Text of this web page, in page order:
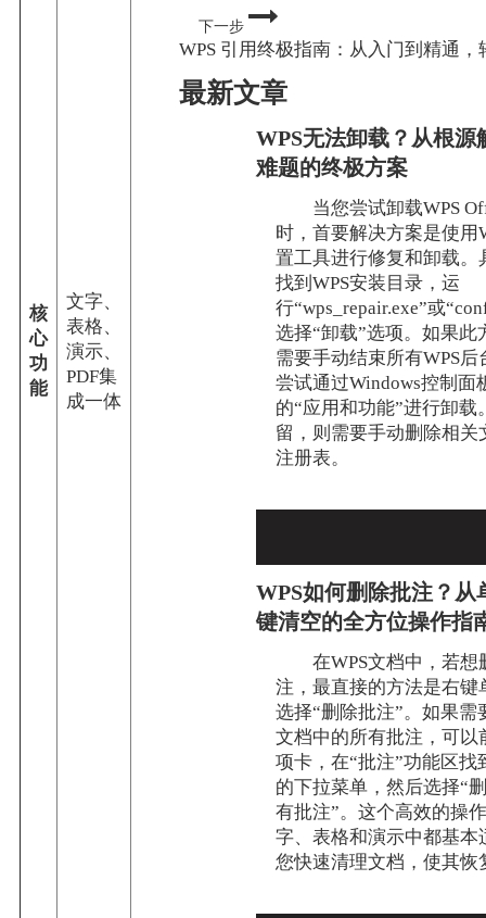
核
心
功
能
文字、
表格、
演示、
PDF集
成一体
下一步
WPS 引用终极指南：从入门到精通
最新文章
WPS无法卸载？从根源
难题的终极方案
当您尝试卸载WPS
时，首要解决方案是使用
置工具进行修复和卸载。
找到WPS安装目录，运
行“wps_repair.exe”或
选择“卸载”选项。如果此
需要手动结束所有WPS
尝试通过Windows控制面
的“应用和功能”进行卸载
留，则需要手动删除相关
注册表。
WPS如何删除批注？从
键清空的全方位操作指
在WPS文档中，若想
注，最直接的方法是右键
选择“删除批注”。如果需
文档中的所有批注，可以
项卡，在“批注”功能区找
的下拉菜单，然后选择“
有批注”。这个高效的操
字、表格和演示中都基本
您快速清理文档，使其恢